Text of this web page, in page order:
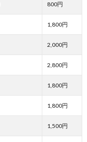
800円
1,800円
2,000円
2,800円
1,800円
1,800円
1,500円